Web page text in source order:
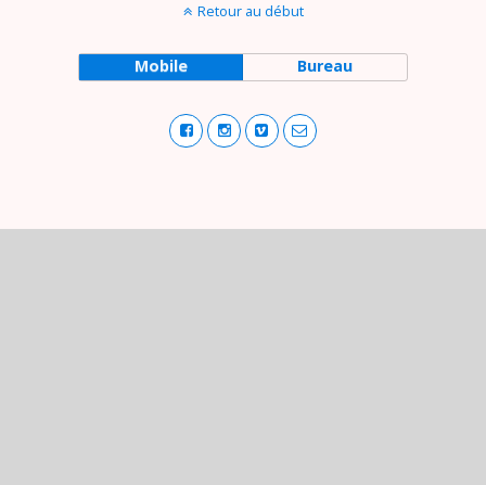
Retour au début
Mobile Bureau